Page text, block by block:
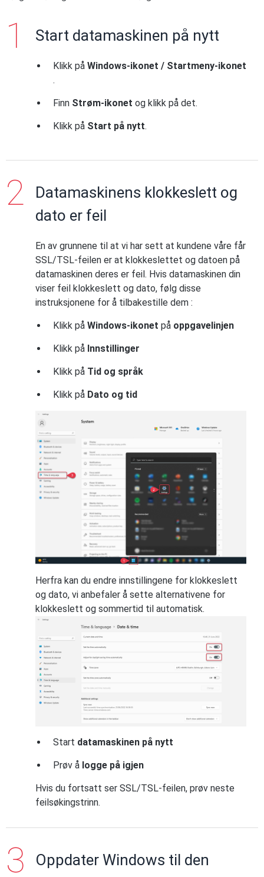
Start datamaskinen på nytt
Klikk på Windows-ikonet / Startmeny-ikonet
.
Finn Strøm-ikonet og klikk på det.
Klikk på Start på nytt.
Datamaskinens klokkeslett og
dato er feil
En av grunnene til at vi har sett at kundene våre får
SSL/TSL-feilen er at klokkeslettet og datoen på
datamaskinen deres er feil. Hvis datamaskinen din
viser feil klokkeslett og dato, følg disse
instruksjonene for å tilbakestille dem :
Klikk på Windows-ikonet på oppgavelinjen
Klikk på Innstillinger
Klikk på Tid og språk
Klikk på Dato og tid
Herfra kan du endre innstillingene for klokkeslett
og dato, vi anbefaler å sette alternativene for
klokkeslett og sommertid til automatisk.
Start datamaskinen på nytt
Prøv å logge på igjen
Hvis du fortsatt ser SSL/TSL-feilen, prøv neste
feilsøkingstrinn.
Oppdater Windows til den